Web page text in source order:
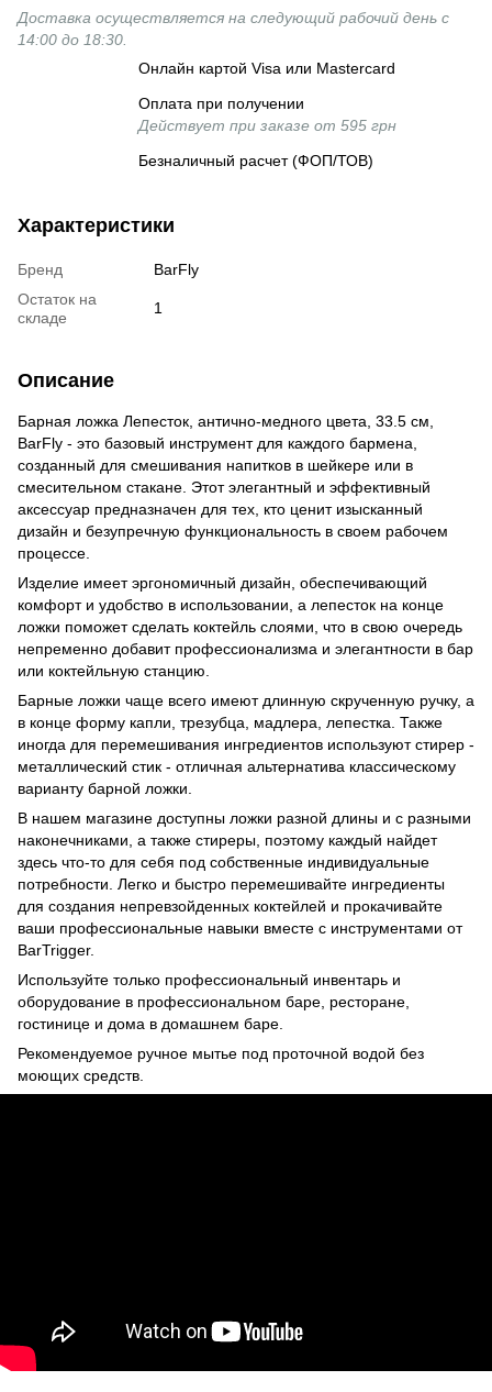
Доставка осуществляется на следующий рабочий день с
14:00 до 18:30.
Онлайн картой Visa или Mastercard
Оплата при получении
Действует при заказе от 595 грн
Безналичный расчет (ФОП/ТОВ)
Характеристики
Бренд
BarFly
Остаток на
складе
1
Описание
Барная ложка Лепесток, антично-медного цвета, 33.5 см,
BarFly - это базовый инструмент для каждого бармена,
созданный для смешивания напитков в шейкере или в
смесительном стакане. Этот элегантный и эффективный
аксессуар предназначен для тех, кто ценит изысканный
дизайн и безупречную функциональность в своем рабочем
процессе.
Изделие имеет эргономичный дизайн, обеспечивающий
комфорт и удобство в использовании, а лепесток на конце
ложки поможет сделать коктейль слоями, что в свою очередь
непременно добавит профессионализма и элегантности в бар
или коктейльную станцию.
Барные ложки чаще всего имеют длинную скрученную ручку, а
в конце форму капли, трезубца, мадлера, лепестка. Также
иногда для перемешивания ингредиентов используют стирер -
металлический стик - отличная альтернатива классическому
варианту барной ложки.
В нашем магазине доступны ложки разной длины и с разными
наконечниками, а также стиреры, поэтому каждый найдет
здесь что-то для себя под собственные индивидуальные
потребности. Легко и быстро перемешивайте ингредиенты
для создания непревзойденных коктейлей и прокачивайте
ваши профессиональные навыки вместе с инструментами от
BarTrigger.
Используйте только профессиональный инвентарь и
оборудование в профессиональном баре, ресторане,
гостинице и дома в домашнем баре.
Рекомендуемое ручное мытье под проточной водой без
моющих средств.